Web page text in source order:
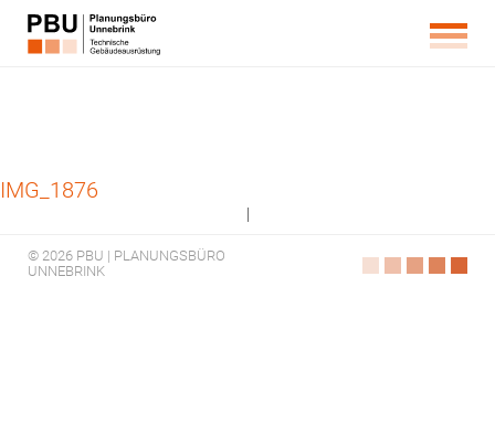
IMG_1876
|
© 2026 PBU | PLANUNGSBÜRO
UNNEBRINK